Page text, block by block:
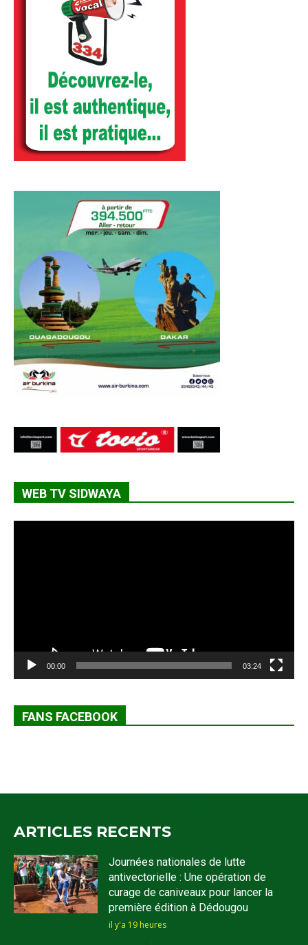
WEB TV SIDWAYA
00:00 03:24
FANS FACEBOOK
ARTICLES RECENTS
Journées nationales de lutte
antivectorielle : Une opération de
curage de caniveaux pour lancer la
première édition à Dédougou
il y'a 19 heures